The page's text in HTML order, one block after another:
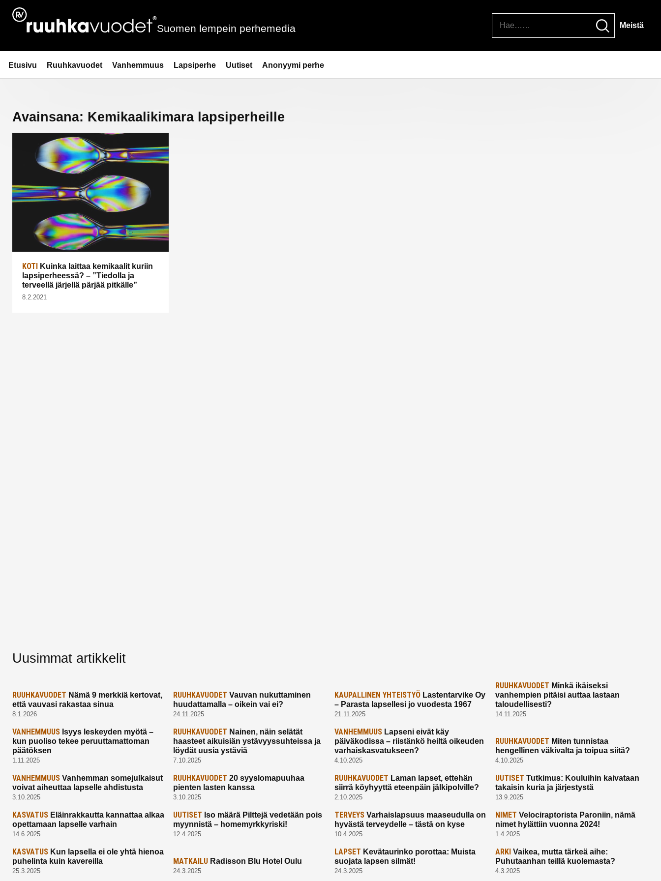
Siirry
sisältöön
Ruuhkavuodet.fi
Suomen lempein perhemedia Meistä
Etusivu Ruuhkavuodet Vanhemmuus Lapsiperhe Uutiset Anonyymi perhe
Avainsana: Kemikaalikimara lapsiperheille
KOTI Kuinka laittaa kemikaalit kuriin
lapsiperheessä? – ”Tiedolla ja
terveellä järjellä pärjää pitkälle”
8.2.2021
Uusimmat artikkelit
RUUHKAVUODET Nämä 9 merkkiä kertovat,
että vauvasi rakastaa sinua
8.1.2026
RUUHKAVUODET Vauvan nukuttaminen
huudattamalla – oikein vai ei?
24.11.2025
KAUPALLINEN YHTEISTYÖLastentarvike Oy
– Parasta lapsellesi jo vuodesta 1967
21.11.2025
RUUHKAVUODET Minkä ikäiseksi
vanhempien pitäisi auttaa lastaan
taloudellisesti?
14.11.2025
VANHEMMUUS Isyys leskeyden myötä –
kun puoliso tekee peruuttamattoman
päätöksen
1.11.2025
RUUHKAVUODET Nainen, näin selätät
haasteet aikuisiän ystävyyssuhteissa ja
löydät uusia ystäviä
7.10.2025
VANHEMMUUSLapseni eivät käy
päiväkodissa – riistänkö heiltä oikeuden
varhaiskasvatukseen?
4.10.2025
RUUHKAVUODET Miten tunnistaa
hengellinen väkivalta ja toipua siitä?
4.10.2025
VANHEMMUUS Vanhemman somejulkaisut
voivat aiheuttaa lapselle ahdistusta
3.10.2025
RUUHKAVUODET 20 syyslomapuuhaa
pienten lasten kanssa
3.10.2025
RUUHKAVUODET Laman lapset, ettehän
siirrä köyhyyttä eteenpäin jälkipolville?
2.10.2025
UUTISET Tutkimus: Kouluihin kaivataan
takaisin kuria ja järjestystä
13.9.2025
KASVATUS Eläinrakkautta kannattaa alkaa
opettamaan lapselle varhain
14.6.2025
UUTISET Iso määrä Pilttejä vedetään pois
myynnistä – homemyrkkyriski!
12.4.2025
TERVEYSVarhaislapsuus maaseudulla on
hyvästä terveydelle – tästä on kyse
10.4.2025
NIMET Velociraptorista Paroniin, nämä
nimet hylättiin vuonna 2024!
1.4.2025
KASVATUS Kun lapsella ei ole yhtä hienoa
puhelinta kuin kavereilla
25.3.2025
MATKAILU Radisson Blu Hotel Oulu
24.3.2025
LAPSET Kevätaurinko porottaa: Muista
suojata lapsen silmät!
24.3.2025
ARKI Vaikea, mutta tärkeä aihe:
Puhutaanhan teillä kuolemasta?
4.3.2025